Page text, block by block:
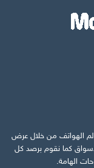
الهواتف من خلال عرض
كما نقوم برصد كل
الهامة.